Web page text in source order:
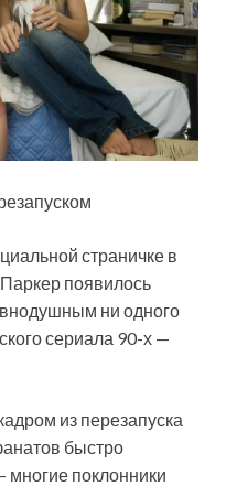
страничке в
появилось
ни одного
сериала 90-х —
из перезапуска
быстро
поклонники